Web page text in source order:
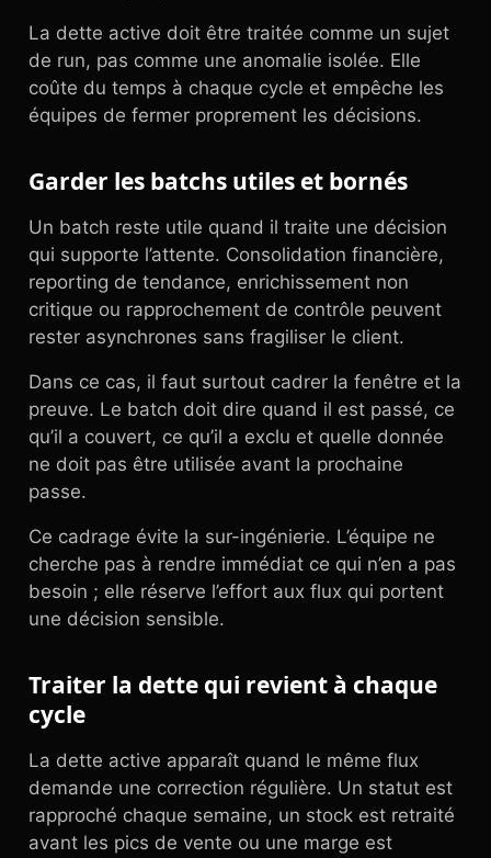
La dette active doit être traitée comme un sujet
de run, pas comme une anomalie isolée. Elle
coûte du temps à chaque cycle et empêche les
équipes de fermer proprement les décisions.
Garder les batchs utiles et bornés
Un batch reste utile quand il traite une décision
qui supporte l’attente. Consolidation financière,
reporting de tendance, enrichissement non
critique ou rapprochement de contrôle peuvent
rester asynchrones sans fragiliser le client.
Dans ce cas, il faut surtout cadrer la fenêtre et la
preuve. Le batch doit dire quand il est passé, ce
qu’il a couvert, ce qu’il a exclu et quelle donnée
ne doit pas être utilisée avant la prochaine
passe.
Ce cadrage évite la sur-ingénierie. L’équipe ne
cherche pas à rendre immédiat ce qui n’en a pas
besoin ; elle réserve l’effort aux flux qui portent
une décision sensible.
Traiter la dette qui revient à chaque
cycle
La dette active apparaît quand le même flux
demande une correction régulière. Un statut est
rapproché chaque semaine, un stock est retraité
avant les pics de vente ou une marge est